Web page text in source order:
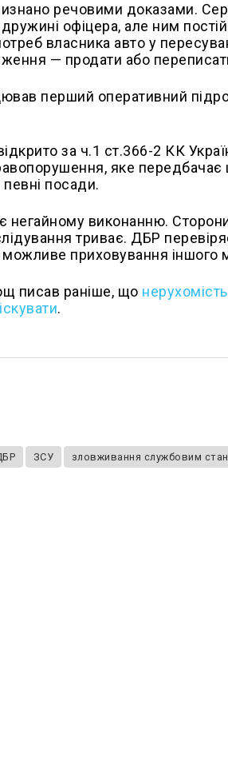
речовими доказами.
офіцера, але ним
власника авто у
— продати або
за ч.1 ст.366-2 КК
яке
посади.
негайному виконанню.
триває. ДБР
можливе приховування іншого
писав раніше, що
.
ЗСУ зловживання службовим